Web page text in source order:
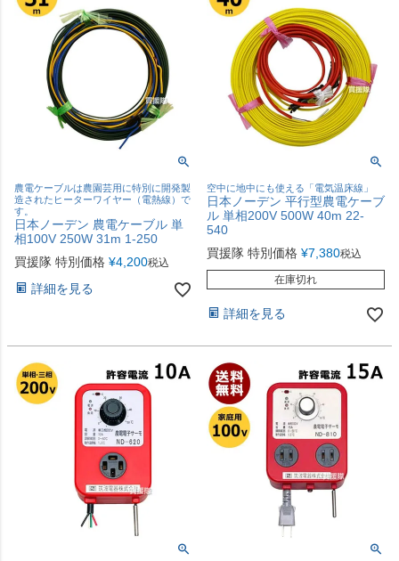
農電ケーブルは農園芸用に特別に開発製
造されたヒーターワイヤー（電熱線）で
す。
日本ノーデン 農電ケーブル 単
相100V 250W 31m 1-250
買援隊 特別価格 ¥4,200税込
詳細を見る
空中に地中にも使える「電気温床線」
日本ノーデン 平行型農電ケーブ
ル 単相200V 500W 40m 22-
540
買援隊 特別価格 ¥7,380税込
在庫切れ
詳細を見る